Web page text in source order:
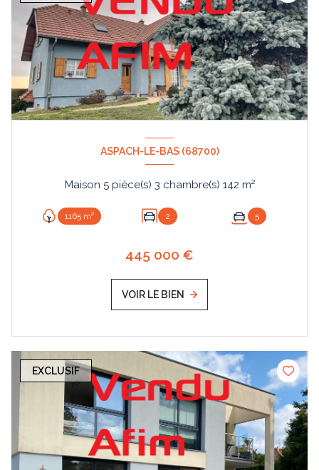
ASPACH-LE-BAS (68700)
Maison 5 pièce(s) 3 chambre(s) 142 m²
1165 m² 2 5
445 000 €
VOIR LE BIEN
EXCLUSIF